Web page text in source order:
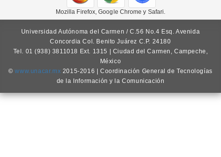
Mozilla Firefox, Google Chrome y Safari.
Universidad Autónoma del Carmen / C.56 No.4 Esq. Avenida
Concordia Col. Benito Juárez C.P. 24180
Tel. 01 (938) 3811018 Ext. 1315 | Ciudad del Carmen, Campeche,
México
©www.unacar.mx 2015-2016 | Coordinación General de Tecnologías
de la Información y la Comunicación